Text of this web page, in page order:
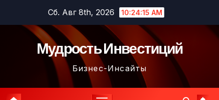
содержимому
Сб. Авг 8th, 2026 10:24:16 AM
Мудрость Инвестиций
Бизнес-Инсайты